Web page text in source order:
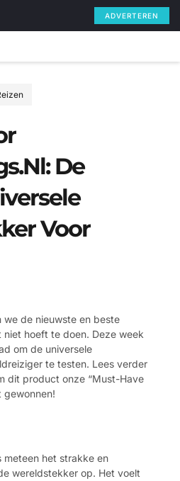
ADVERTEREN
De
Voor
we de nieuwste en beste
hoeft te doen. Deze week
om de universele
te testen. Lees verder
dit product onze “Must-Have
gewonnen!
meteen het strakke en
wereldstekker op. Het voelt